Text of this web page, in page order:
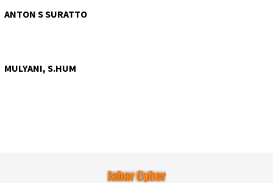
ANTON S SURATTO
MULYANI, S.HUM